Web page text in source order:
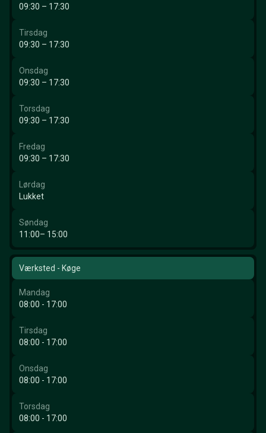
09:30 – 17:30
Tirsdag
09:30 – 17:30
Onsdag
09:30 – 17:30
Torsdag
09:30 – 17:30
Fredag
09:30 – 17:30
Lørdag
Lukket
Søndag
11:00– 15:00
Værksted - Køge
Mandag
08:00 - 17:00
Tirsdag
08:00 - 17:00
Onsdag
08:00 - 17:00
Torsdag
08:00 - 17:00